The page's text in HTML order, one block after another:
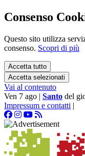
Consenso
Questo sito utilizza
consenso. Scopri di più
Accetta tutto
Accetta selezionati
Vai al contenuto
Ven 7 ago | Santo del
Impressum e contatti |